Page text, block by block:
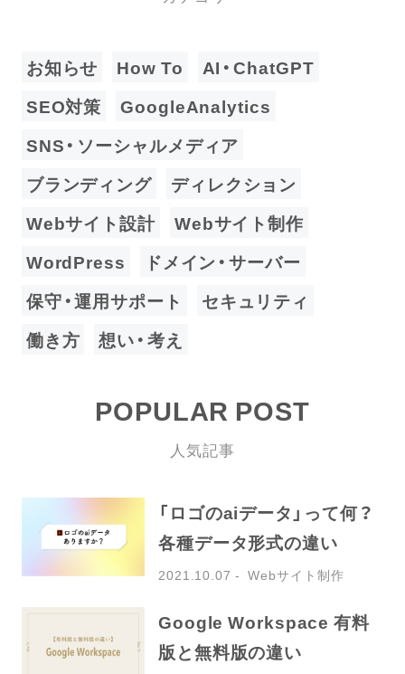
お知らせ How To
AI・ChatGPT
SEO対策
GoogleAnalytics
SNS・ソーシャルメディア
ブランディング
ディレクション
Webサイト設計
Webサイト制作
WordPress
ドメイン・サーバー
保守・運用サポート
セキュリティ
働き方
想い・考え
POPULAR POST
人気記事
「ロゴのaiデータ」って何？
各種データ形式の違い
2021.10.07 Webサイト制作
Google Workspace 有料
版と無料版の違い